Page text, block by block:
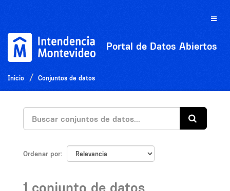
Toggle
Portal de Datos Abiertos
Inicio Conjuntos de datos
Ordenar por